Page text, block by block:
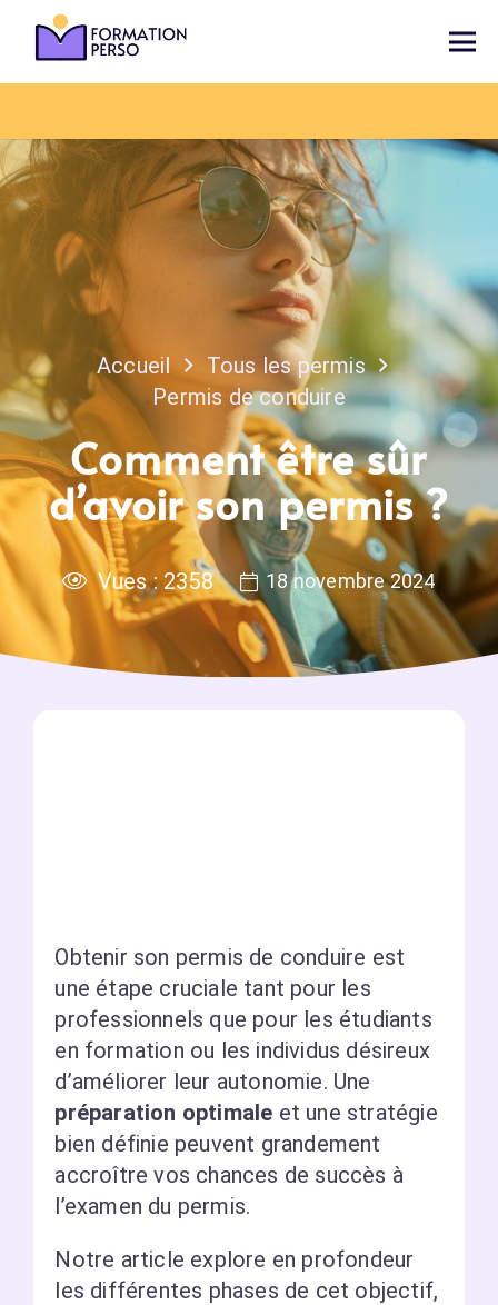
Accueil
Tous les permis
Permis de conduire
Comment être sûr
d’avoir son permis ?
Vues : 2358 18 novembre 2024
Obtenir son permis de conduire est
une étape cruciale tant pour les
professionnels que pour les étudiants
en formation ou les individus désireux
d’améliorer leur autonomie. Une
préparation optimale et une stratégie
bien définie peuvent grandement
accroître vos chances de succès à
l’examen du permis.
Notre article explore en profondeur
les différentes phases de cet objectif,